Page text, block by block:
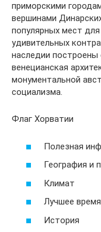
приморскими
вершинами
популярных мест
удивительных
наследии построены
венецианская
монументальной
социализма.
Флаг Хорватии
Полезная
География и
Климат
Лучшее
История